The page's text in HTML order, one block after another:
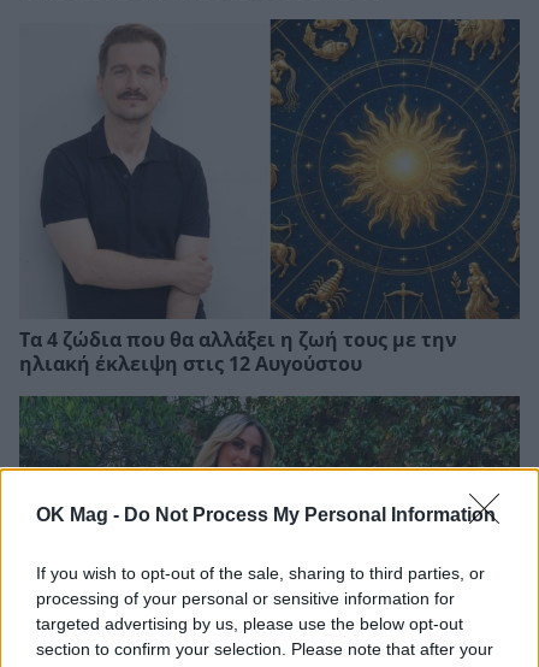
OK Mag - Do Not Process My Personal Information
If you wish to opt-out of the sale, sharing to third parties, or
processing of your personal or sensitive information for
targeted advertising by us, please use the below opt-out
section to confirm your selection. Please note that after your
Τα 4 ζώδια που θα αλλάξει η ζωή τους με την
ηλιακή έκλειψη στις 12 Αυγούστου